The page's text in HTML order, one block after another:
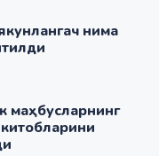
нима
маҳбусларнинг